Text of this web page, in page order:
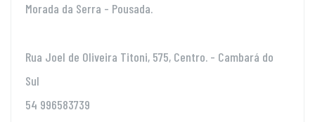
Morada da Serra - Pousada.
Rua Joel de Oliveira Titoni, 575, Centro. - Cambará do
Sul
54 996583739